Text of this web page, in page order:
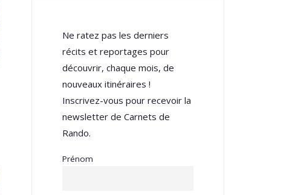
Ne ratez pas les derniers
récits et reportages pour
découvrir, chaque mois, de
nouveaux itinéraires !
Inscrivez-vous pour recevoir la
newsletter de Carnets de
Rando.
Prénom